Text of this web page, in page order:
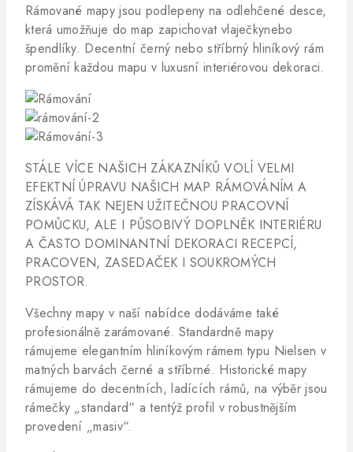
Rámované mapy jsou podlepeny na odlehčené desce,
která umožňuje do map zapichovat vlaječkynebo
špendlíky. Decentní černý nebo stříbrný hliníkový rám
promění každou mapu v luxusní interiérovou dekoraci.
STÁLE VÍCE NAŠICH ZÁKAZNÍKŮ VOLÍ VELMI
EFEKTNÍ ÚPRAVU NAŠICH MAP RÁMOVÁNÍM A
ZÍSKÁVÁ TAK NEJEN UŽITEČNOU PRACOVNÍ
POMŮCKU, ALE I PŮSOBIVÝ DOPLNĚK INTERIÉRU
A ČASTO DOMINANTNÍ DEKORACI RECEPCÍ,
PRACOVEN, ZASEDAČEK I SOUKROMÝCH
PROSTOR.
Všechny mapy v naší nabídce dodáváme také
profesionálně zarámované. Standardně mapy
rámujeme elegantním hliníkovým rámem typu Nielsen v
matných barvách černé a stříbrné. Historické mapy
rámujeme do decentních, ladících rámů, na výběr jsou
rámečky „standard“ a tentýž profil v robustnějším
provedení „masiv“.